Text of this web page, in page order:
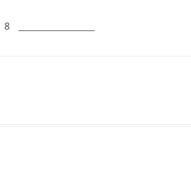
8 __________________